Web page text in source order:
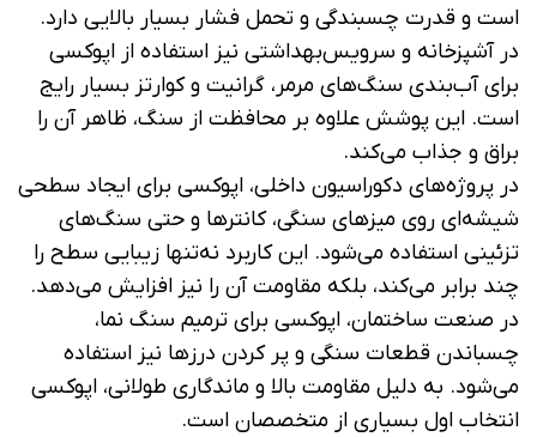
است و قدرت چسبندگی و تحمل فشار بسیار بالایی دارد.
در آشپزخانه و سرویس‌بهداشتی نیز استفاده از اپوکسی
برای آب‌بندی سنگ‌های مرمر، گرانیت و کوارتز بسیار رایج
است. این پوشش علاوه بر محافظت از سنگ، ظاهر آن را
براق و جذاب می‌کند.
در پروژه‌های دکوراسیون داخلی، اپوکسی برای ایجاد سطحی
شیشه‌ای روی میزهای سنگی، کانترها و حتی سنگ‌های
تزئینی استفاده می‌شود. این کاربرد نه‌تنها زیبایی سطح را
چند برابر می‌کند، بلکه مقاومت آن را نیز افزایش می‌دهد.
در صنعت ساختمان، اپوکسی برای ترمیم سنگ نما،
چسباندن قطعات سنگی و پر کردن درزها نیز استفاده
می‌شود. به دلیل مقاومت بالا و ماندگاری طولانی، اپوکسی
انتخاب اول بسیاری از متخصصان است.